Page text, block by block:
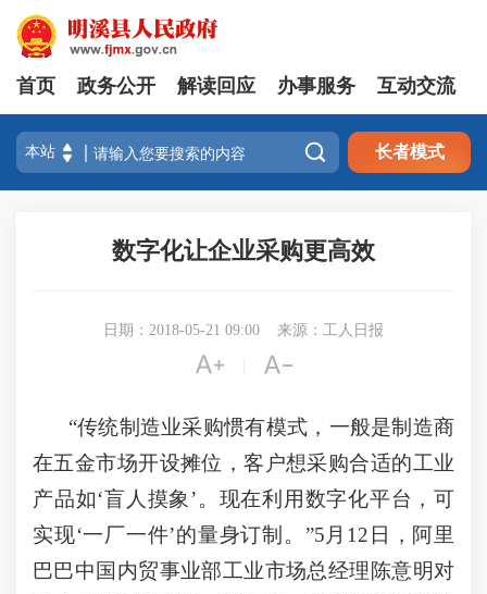
首页 政务公开 解读回应 办事服务 互动交流
 长者模式
数字化让企业采购更高效
日期：2018-05-21 09:00 来源：工人日报
 
“传统制造业采购惯有模式，一般是制造商
在五金市场开设摊位，客户想采购合适的工业
产品如‘盲人摸象’。现在利用数字化平台，可
实现‘一厂一件’的量身订制。”5月12日，阿里
巴巴中国内贸事业部工业市场总经理陈意明对